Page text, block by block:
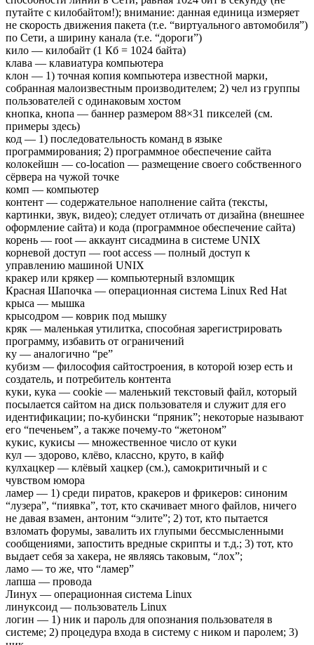
путайте с килобайтом!); внимание: данная единица измеряет
не скорость движения пакета (т.е. “виртуального автомобиля”)
по Сети, а ширину канала (т.е. “дороги”)
кило — килобайт (1 Кб = 1024 байта)
клава — клавиатура компьютера
клон — 1) точная копия компьютера известной марки,
собранная малоизвестным производителем; 2) чел из группы
пользователей с одинаковым хостом
кнопка, кнопа — баннер размером 88×31 пикселей (см.
примеры здесь)
код — 1) последовательность команд в языке
программирования; 2) программное обеспечение сайта
колокейшн — co-location — размещение своего собственного
сёрвера на чужой точке
комп — компьютер
контент — содержательное наполнение сайта (тексты,
картинки, звук, видео); следует отличать от дизайна (внешнее
оформление сайта) и кода (программное обеспечение сайта)
корень — root — аккаунт сисадмина в системе UNIX
корневой доступ — root access — полный доступ к
управлению машиной UNIX
кракер или крякер — компьютерный взломщик
Красная Шапочка — операционная система Linux Red Hat
крыса — мышка
крысодром — коврик под мышку
кряк — маленькая утилитка, способная зарегистрировать
программу, избавить от ограничений
ку — аналогично “ре”
кубизм — философия сайтостроения, в которой юзер есть и
создатель, и потребитель контента
куки, кука — cookie — маленький текстовый файл, который
посылается сайтом на диск пользователя и служит для его
идентификации; по-кубински “пряник”; некоторые называют
его “печеньем”, а также почему-то “жетоном”
кукис, кукисы — множественное число от куки
кул — здорово, клёво, классно, круто, в кайф
кулхацкер — клёвый хацкер (см.), самокритичный и с
чувством юмора
ламер — 1) среди пиратов, кракеров и фрикеров: синоним
“лузера”, “пиявка”, тот, кто скачивает много файлов, ничего
не давая взамен, антоним “элите”; 2) тот, кто пытается
взломать форумы, завалить их глупыми бессмысленными
сообщениями, запостить вредные скрипты и т.д.; 3) тот, кто
выдает себя за хакера, не являясь таковым, “лох”;
ламо — то же, что “ламер”
лапша — провода
Линух — операционная система Linux
линуксоид — пользователь Linux
логин — 1) ник и пароль для опознания пользователя в
системе; 2) процедура входа в систему с ником и паролем; 3)